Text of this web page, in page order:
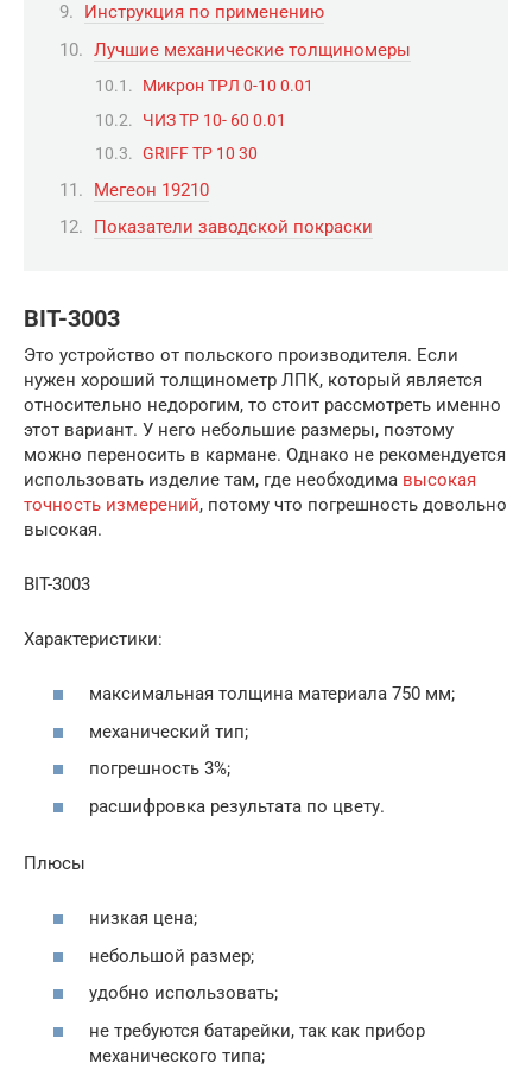
Инструкция по применению
Лучшие механические толщиномеры
Микрон ТРЛ 0-10 0.01
ЧИЗ ТР 10- 60 0.01
GRIFF ТР 10 30
Мегеон 19210
Показатели заводской покраски
BIT-3003
Это устройство от польского производителя. Если
нужен хороший толщинометр ЛПК, который является
относительно недорогим, то стоит рассмотреть именно
этот вариант. У него небольшие размеры, поэтому
можно переносить в кармане. Однако не рекомендуется
использовать изделие там, где необходима высокая
точность измерений, потому что погрешность довольно
высокая.
BIT-3003
Характеристики:
максимальная толщина материала 750 мм;
механический тип;
погрешность 3%;
расшифровка результата по цвету.
Плюсы
низкая цена;
небольшой размер;
удобно использовать;
не требуются батарейки, так как прибор
механического типа;